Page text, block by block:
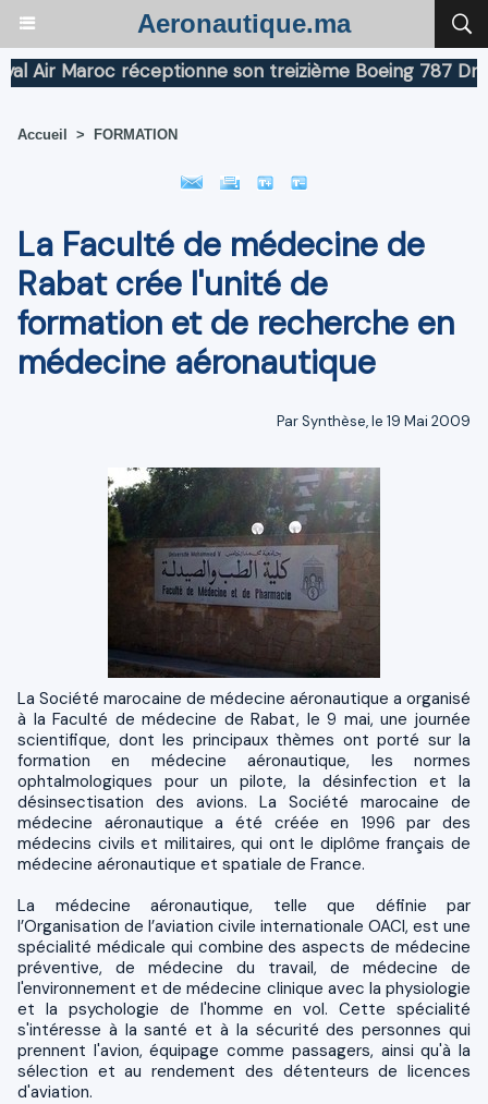
Aeronautique.ma
Maroc réceptionne son treizième Boeing 787
Accueil > FORMATION
La Faculté de médecine de
Rabat crée l'unité de
formation et de recherche en
médecine aéronautique
Par Synthèse, le 19 Mai 2009
La Société marocaine de médecine aéronautique a organisé
à la Faculté de médecine de Rabat, le 9 mai, une journée
scientifique, dont les principaux thèmes ont porté sur la
formation en médecine aéronautique, les normes
ophtalmologiques pour un pilote, la désinfection et la
désinsectisation des avions. La Société marocaine de
médecine aéronautique a été créée en 1996 par des
médecins civils et militaires, qui ont le diplôme français de
médecine aéronautique et spatiale de France.
La médecine aéronautique, telle que définie par
l’Organisation de l’aviation civile internationale OACI, est une
spécialité médicale qui combine des aspects de médecine
préventive, de médecine du travail, de médecine de
l'environnement et de médecine clinique avec la physiologie
et la psychologie de l'homme en vol. Cette spécialité
s'intéresse à la santé et à la sécurité des personnes qui
prennent l'avion, équipage comme passagers, ainsi qu'à la
sélection et au rendement des détenteurs de licences
d'aviation.